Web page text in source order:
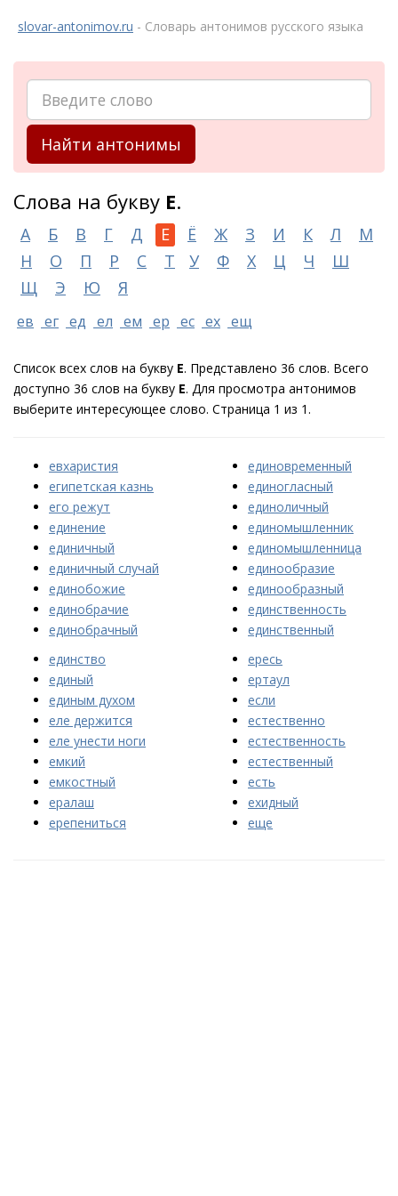
slovar-antonimov.ru - Словарь антонимов русского языка
Найти антонимы
Слова на букву Е.
А Б В Г Д Е Ё Ж З И К Л
М
Н
О П Р С Т У Ф Х Ц Ч
Ш
Щ
Э Ю Я
ев ег ед ел ем ер ес ех ещ
Список всех слов на букву Е. Представлено 36 слов. Всего
доступно 36 слов на букву Е. Для просмотра антонимов
выберите интересующее слово. Страница 1 из 1.
евхаристия
египетская казнь
его режут
единение
единичный
единичный случай
единобожие
единобрачие
единобрачный
единовременный
единогласный
единоличный
единомышленник
единомышленница
единообразие
единообразный
единственность
единственный
единство
единый
единым духом
еле держится
еле унести ноги
емкий
емкостный
ералаш
ерепениться
ересь
ертаул
если
естественно
естественность
естественный
есть
ехидный
еще